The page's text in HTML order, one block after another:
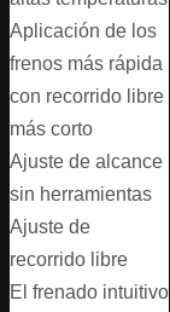
Aplicación de los
frenos más rápida
con recorrido libre
más corto
Ajuste de alcance
sin herramientas
Ajuste de
recorrido libre
El frenado intuitivo